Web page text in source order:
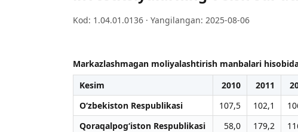
Kod: 1.04.01.0136 · Yangilangan: 2025-08-06
Markazlashmagan moliyalashtirish manbalari
Kesim
2010 2011
O‘zbekiston Respublikasi
107,5 102,1
Qoraqalpog‘iston Respublikasi
58,0 179,2